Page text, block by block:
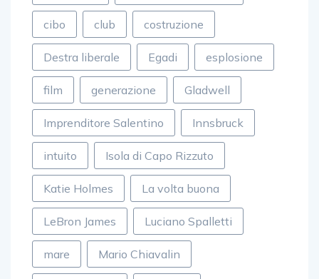
cibo club costruzione
Destra liberale Egadi esplosione
film generazione Gladwell
Imprenditore Salentino Innsbruck
intuito Isola di Capo Rizzuto
Katie Holmes La volta buona
LeBron James Luciano Spalletti
mare Mario Chiavalin